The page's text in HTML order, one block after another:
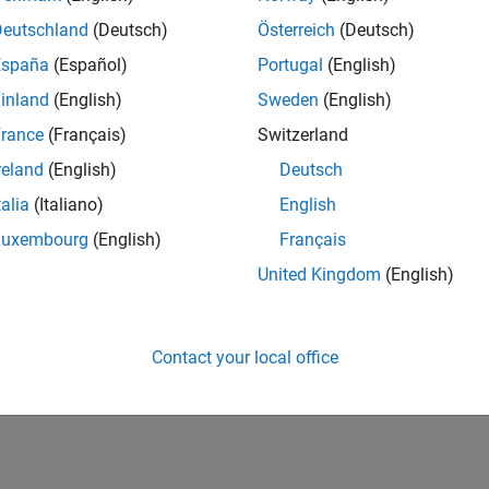
(Deutsch)
(Español)
(English)
(Français)
(English)
(Italiano)
(English)
Österreich (Deutsch)
Portugal (English)
Sweden (English)
Switzerland
Deutsch
English
Français
United Kingdom (English)
Contact your local office